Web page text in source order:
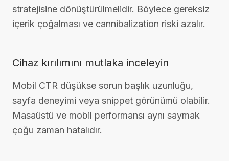
stratejisine dönüştürülmelidir. Böylece gereksiz
içerik çoğalması ve cannibalization riski azalır.
Cihaz kırılımını mutlaka inceleyin
Mobil CTR düşükse sorun başlık uzunluğu,
sayfa deneyimi veya snippet görünümü olabilir.
Masaüstü ve mobil performansı aynı saymak
çoğu zaman hatalıdır.